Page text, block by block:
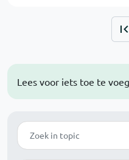
Lees voor iets toe te
Zoek